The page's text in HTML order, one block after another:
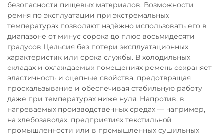
безопасности пищевых материалов. Возможности
ремня по эксплуатации при экстремальных
температурах позволяют надёжно использовать его в
диапазоне от минус сорока до плюс восьмидесяти
градусов Цельсия без потери эксплуатационных
характеристик или срока службы. В холодильных
складах и охлаждаемых помещениях ремень сохраняет
эластичность и сцепные свойства, предотвращая
проскальзывание и обеспечивая стабильную работу
даже при температурах ниже нуля. Напротив, в
нагреваемых производственных средах — например,
на хлебозаводах, предприятиях текстильной
промышленности или в промышленных сушильных